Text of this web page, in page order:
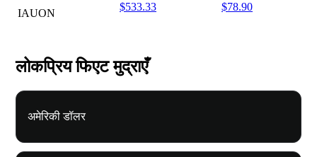
IAUON
$533.33 $78.90
लोकप्रिय फिएट मुद्राएँ
अमेरिकी डॉलर